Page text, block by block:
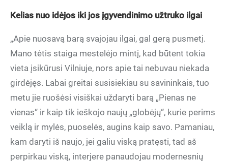
Kelias nuo idėjos iki jos įgyvendinimo užtruko ilgai
„Apie nuosavą barą svajojau ilgai, gal gerą pusmetį.
Mano tėtis staiga mestelėjo mintį, kad būtent tokia
vieta įsikūrusi Vilniuje, nors apie tai nebuvau niekada
girdėjęs. Labai greitai susisiekiau su savininkais, tuo
metu jie ruošėsi visiškai uždaryti barą „Pienas ne
vienas“ ir kaip tik ieškojo naujų „globėjų“, kurie perims
veiklą ir mylės, puoselės, augins kaip savo. Pamaniau,
kam daryti iš naujo, jei galiu viską pratęsti, tad aš
perpirkau viską, interjere panaudojau modernesnių